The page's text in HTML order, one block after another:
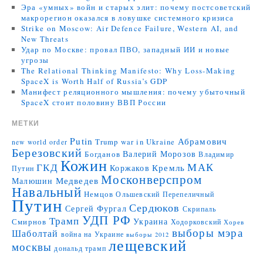
Эра «умных» войн и старых элит: почему постсоветский
макрорегион оказался в ловушке системного кризиса
Strike on Moscow: Air Defence Failure, Western AI, and
New Threats
Удар по Москве: провал ПВО, западный ИИ и новые
угрозы
The Relational Thinking Manifesto: Why Loss-Making
SpaceX is Worth Half of Russia’s GDP
Манифест реляционного мышления: почему убыточный
SpaceX стоит половину ВВП России
МЕТКИ
new world order Putin Trump war in Ukraine Абрамович
Березовский Богданов Валерий Морозов Владимир
Путин ГКД Кожин Коржаков Кремль МАК
Малюшин Медведев Москонверспром
Навальный Немцов Ольшевский Перепеличный
Путин Сергей Фургал Сердюков Скрипаль
Смирнов Трамп УДП РФ Украина Ходорковский Хорев
Шаболтай война на Украине выборы 2012 выборы мэра
москвы дональд трамп лещевский